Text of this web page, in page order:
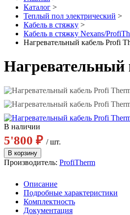
Каталог >
Теплый пол электрический >
Кабель в стяжку >
Кабель в стяжку Nexans/
Нагревательный кабель Profi
Нагревательный
В наличии
5'800 ₽ / шт.
Производитель: ProfiTherm
Описание
Подробные характеристики
Комплектность
Документация